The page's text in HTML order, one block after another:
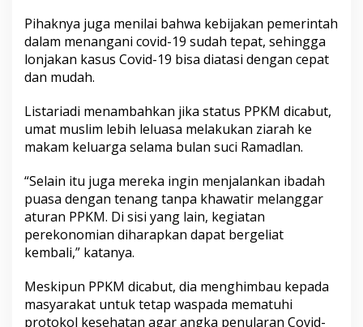
Pihaknya juga menilai bahwa kebijakan pemerintah
dalam menangani covid-19 sudah tepat, sehingga
lonjakan kasus Covid-19 bisa diatasi dengan cepat
dan mudah.
Listariadi menambahkan jika status PPKM dicabut,
umat muslim lebih leluasa melakukan ziarah ke
makam keluarga selama bulan suci Ramadlan.
“Selain itu juga mereka ingin menjalankan ibadah
puasa dengan tenang tanpa khawatir melanggar
aturan PPKM. Di sisi yang lain, kegiatan
perekonomian diharapkan dapat bergeliat
kembali,” katanya.
Meskipun PPKM dicabut, dia menghimbau kepada
masyarakat untuk tetap waspada mematuhi
protokol kesehatan agar angka penularan Covid-